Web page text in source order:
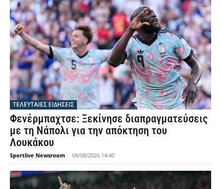
ΤΕΛΕΥΤΑΙΕΣ ΕΙΔΗΣΕΙΣ
Φενέρμπαχτσε: Ξεκίνησε διαπραγματεύσεις
με τη Νάπολι για την απόκτηση του
Λουκάκου
Sportlive Newsroom - 08/08/2026 14:40